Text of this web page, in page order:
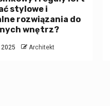
stylowe i
rozwiązania do
wnętrz?
Architekt